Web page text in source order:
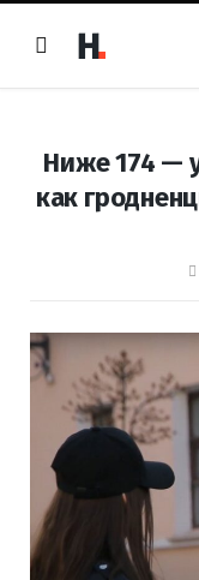
Ниже 174 —
как